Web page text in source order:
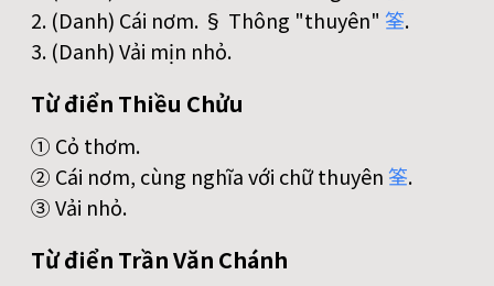
2. (Danh) Cái nơm. § Thông "thuyên" 筌.
3. (Danh) Vải mịn nhỏ.
Từ điển Thiều Chửu
① Cỏ thơm.
② Cái nơm, cùng nghĩa với chữ thuyên 筌.
③ Vải nhỏ.
Từ điển Trần Văn Chánh